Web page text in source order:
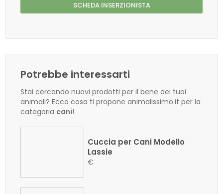
SCHEDA INSERZIONISTA
Potrebbe interessarti
Stai cercando nuovi prodotti per il bene dei tuoi
animali? Ecco cosa ti propone animalissimo.it per la
categoria cani!
Cuccia per Cani Modello
Lassie
€